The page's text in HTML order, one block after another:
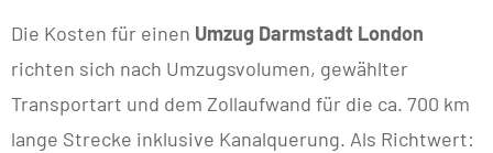
Die Kosten für einen Umzug Darmstadt London
richten sich nach Umzugsvolumen, gewählter
Transportart und dem Zollaufwand für die ca. 700 km
lange Strecke inklusive Kanalquerung. Als Richtwert: